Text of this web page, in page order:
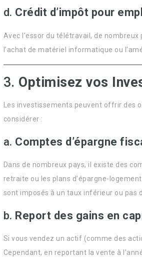
d. Crédit d’impôt pour
Avec l’essor du télétravail, de
l’achat de matériel informatique ou
3. Optimisez vos
Les investissements peuvent offrir des
considérer :
a. Comptes d’épargne
Dans de nombreux pays, il existe des
retraite ou les plans d’épargne-
sont imposés à un taux inférieur ou pas
b. Report des gains en
Si vous vendez un actif (comme des
Cependant, en reportant la vente à